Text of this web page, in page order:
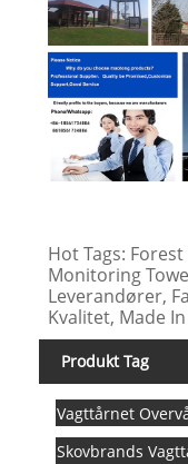
Hot Tags:
Monitoring
Leverandører,
Kvalitet, Made
Produkt Tag
Vagttårnet
Skovbrands